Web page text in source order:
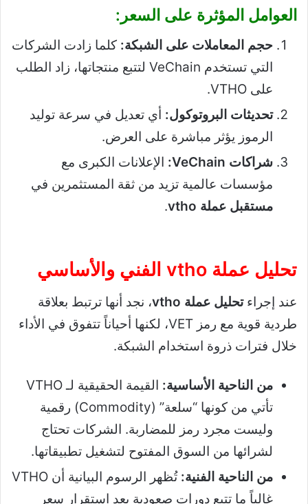
العوامل المؤثرة على السعر:
حجم المعاملات على الشبكة: كلما زادت الشركات
التي تستخدم VeChain لتتبع منتجاتها، زاد الطلب
على VTHO.
تحديثات البروتوكول: أي تعديل في سرعة توليد
الرموز يؤثر مباشرة على العرض.
شراكات VeChain:
الإعلانات الكبرى مع
مؤسسات عالمية تزيد من ثقة المستثمرين في
مستقبل عملة vtho
.
تحليل عملة vtho الفني والأساسي
عند إجراءتحليل عملة vtho
، نجد أنها ترتبط بعلاقة
طردية قوية مع رمز VET، لكنها أحياناً تتفوق في الأداء
خلال فترات ذروة استخدام الشبكة.
من الناحية الأساسية:
القيمة الحقيقية لـ VTHO
تأتي من كونها “سلعة” (Commodity) رقمية
وليست مجرد رمز للمضاربة. الشركات تحتاج
لشرائها من السوق المفتوح لتشغيل تطبيقاتها.
من الناحية الفنية:
تُظهر الرسوم البيانية أن VTHO
غالباً ما تتبع دورات صعودية بعد استقرار سعر